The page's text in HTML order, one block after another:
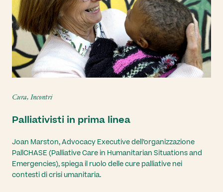
Cura, Incontri
Palliativisti in prima linea
Joan Marston, Advocacy Executive dell’organizzazione
PallCHASE (Palliative Care in Humanitarian Situations and
Emergencies), spiega il ruolo delle cure palliative nei
contesti di crisi umanitaria.